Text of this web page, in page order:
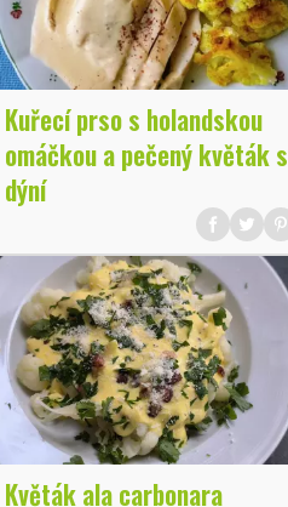
Kuřecí prso s holandskou
omáčkou a pečený květák s
dýní
Květák ala carbonara